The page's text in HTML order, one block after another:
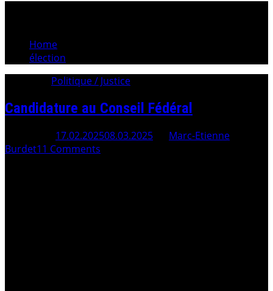
Home
élection
Politique / Justice
Candidature au Conseil Fédéral
17.02.202508.03.2025
Marc-Etienne
Burdet11 Comments